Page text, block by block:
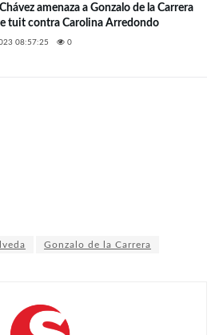
amenaza a Gonzalo de la Carrera
tuit contra Carolina Arredondo
08:57:25 0
Gonzalo de la Carrera